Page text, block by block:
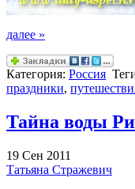
далее »
Категория: Россия
праздники,
Тайна воды
19 Сен 2011
Татьяна Стражевич